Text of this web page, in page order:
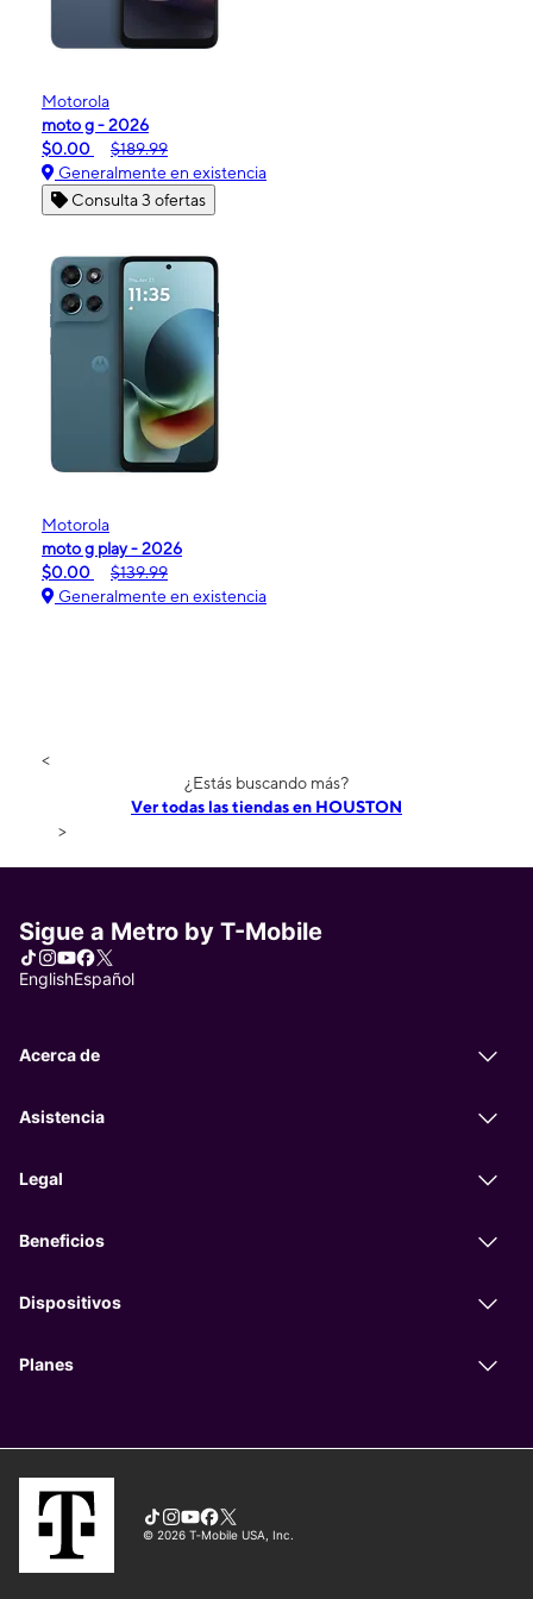
Motorola
moto g - 2026
$0.00
$189.99
Generalmente en existencia
Consulta 3 ofertas
Motorola
moto g play - 2026
$0.00
$139.99
Generalmente en existencia
<
¿Estás buscando más?
Ver todas las tiendas en HOUSTON
>